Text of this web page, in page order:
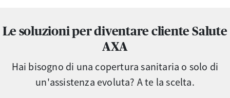
Le soluzioni per diventare cliente Salute
AXA
Hai bisogno di una copertura sanitaria o solo di
un'assistenza evoluta? A te la scelta.